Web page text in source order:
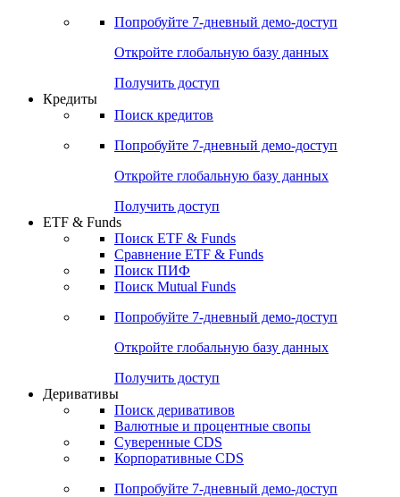
Попробуйте 7-дневный демо-доступ
Откройте глобальную базу данных
Получить доступ
Кредиты
Поиск кредитов
Попробуйте 7-дневный демо-доступ
Откройте глобальную базу данных
Получить доступ
ETF & Funds
Поиск ETF & Funds
Сравнение ETF & Funds
Поиск ПИФ
Поиск Mutual Funds
Попробуйте 7-дневный демо-доступ
Откройте глобальную базу данных
Получить доступ
Деривативы
Поиск деривативов
Валютные и процентные свопы
Суверенные CDS
Корпоративные CDS
Попробуйте 7-дневный демо-доступ